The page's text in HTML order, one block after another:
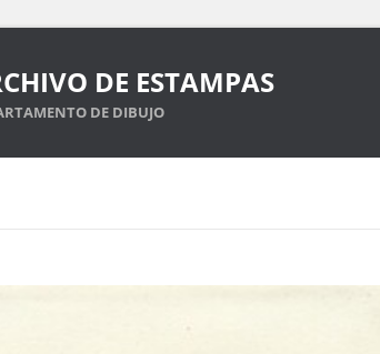
DE ESTAMPAS
DE DIBUJO